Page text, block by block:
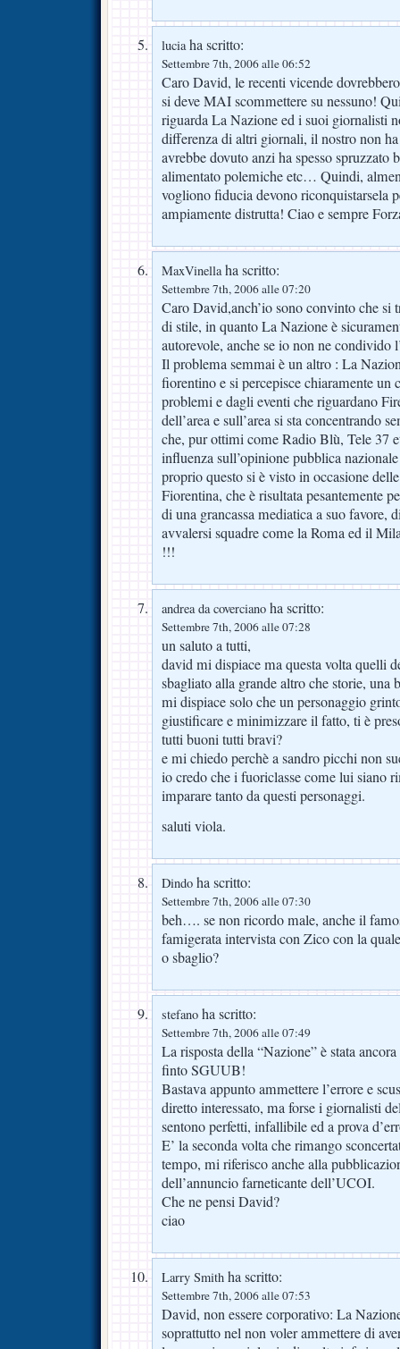
luciaha scritto:
Settembre 7th, 2006 alle 06:52
Caro David, le recenti vicende
si deve MAI scommettere su nessuno!
riguarda La Nazione ed i suoi giornalisti
differenza di altri giornali, il nostro non
avrebbe dovuto anzi ha spesso spruzzato
alimentato polemiche etc… Quindi,
vogliono fiducia devono riconquistarsela
ampiamente distrutta! Ciao e sempre
MaxVinellaha scritto:
Settembre 7th, 2006 alle 07:20
Caro David,anch’io sono convinto che si
di stile, in quanto La Nazione è
autorevole, anche se io non ne condivido
Il problema semmai è un altro : La
fiorentino e si percepisce chiaramente un
problemi e dagli eventi che riguardano
dell’area e sull’area si sta concentrando
che, pur ottimi come Radio Blù, Tele 37
influenza sull’opinione pubblica
proprio questo si è visto in occasione
Fiorentina, che è risultata pesantemente
di una grancassa mediatica a suo favore,
avvalersi squadre come la Roma ed il
!!!
andrea da coverciano ha scritto:
Settembre 7th, 2006 alle 07:28
un saluto a tutti,
david mi dispiace ma questa volta quelli
sbagliato alla grande altro che storie, una
mi dispiace solo che un personaggio
giustificare e minimizzare il fatto, ti è
tutti buoni tutti bravi?
e mi chiedo perchè a sandro picchi non
io credo che i fuoriclasse come lui siano
imparare tanto da questi personaggi.
saluti viola.
Dindo ha scritto:
Settembre 7th, 2006 alle 07:30
beh…. se non ricordo male, anche il
famigerata intervista con Zico con la
o sbaglio?
stefano ha scritto:
Settembre 7th, 2006 alle 07:49
La risposta della “Nazione” è stata
finto SGUUB!
Bastava appunto ammettere l’errore e
diretto interessato, ma forse i giornalisti
sentono perfetti, infallibile ed a prova
E’ la seconda volta che rimango
tempo, mi riferisco anche alla
dell’annuncio farneticante dell’UCOI.
Che ne pensi David?
ciao
Larry Smith ha scritto:
Settembre 7th, 2006 alle 07:53
David, non essere corporativo: La
soprattutto nel non voler ammettere di